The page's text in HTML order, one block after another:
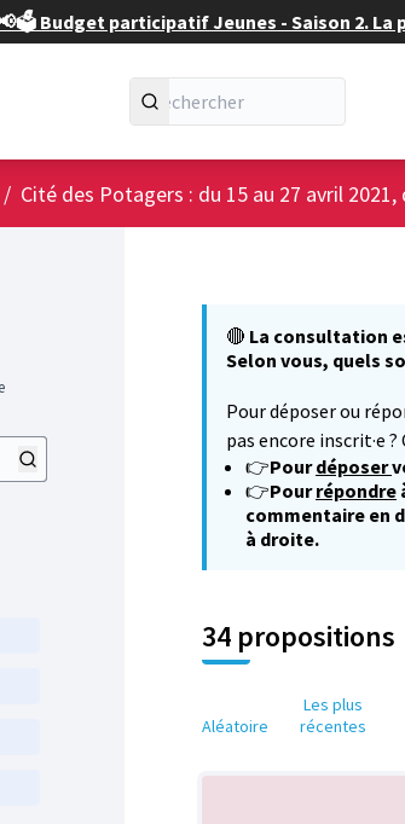
Budget participatif Jeunes - Saison 2. La
/ Cité des Potagers : du 15 au 27 avril
🔴 La consultation
Selon vous, quels
Pour déposer ou
pas encore inscrit·e ?
👉Pourdéposer
👉Pourrépondre
commentaire en
à droite.
34 propositions
Aléatoire
Les plus
récentes